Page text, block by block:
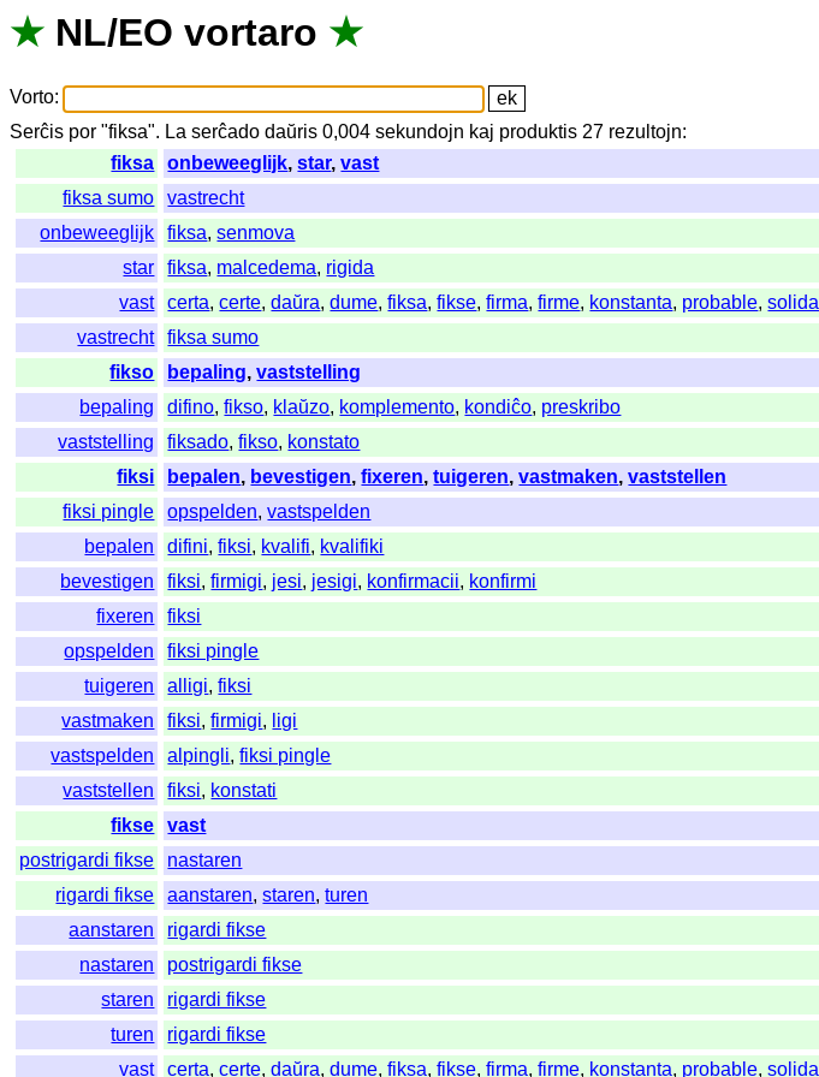
★ NL/EO vortaro ★
Vorto:
Serĉis por "fiksa". La serĉado daŭris 0,004sekundojn kaj produktis 27 rezultojn:
fiksa
onbeweeglijk,star,vast
fiksa sumo
vastrecht
onbeweeglijk
fiksa,senmova
star
fiksa, malcedema, rigida
vast
certa,certe,daŭra,dume,fiksa,fikse,firma,firme, konstanta, probable,solida
vastrecht
fiksa sumo
fikso
bepaling,vaststelling
bepaling
difino,fikso, klaŭzo, komplemento, kondiĉo, preskribo
vaststelling
fiksado,fikso, konstato
fiksi
bepalen, bevestigen,fixeren,tuigeren,vastmaken,vaststellen
fiksi pingle
opspelden,vastspelden
bepalen
difini,fiksi, kvalifi, kvalifiki
bevestigen
fiksi,firmigi, jesi, jesigi, konfirmacii, konfirmi
fixeren
fiksi
opspelden
fiksi pingle
tuigeren
alligi,fiksi
vastmaken
fiksi,firmigi, ligi
vastspelden
alpingli,fiksi pingle
vaststellen
fiksi, konstati
fikse
vast
postrigardi fikse
nastaren
rigardi fikse
aanstaren,staren,turen
aanstaren
rigardi fikse
nastaren
postrigardi fikse
staren
rigardi fikse
turen
rigardi fikse
vast
certa,certe,daŭra,dume,fiksa,fikse,firma,firme, konstanta, probable,solida